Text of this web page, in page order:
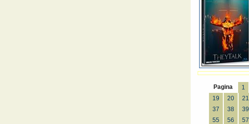
Pagina 1
19
20 21
37
38 39
55
56 57